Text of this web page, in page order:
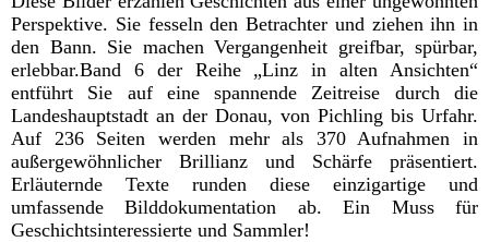
Perspektive. Sie fesseln den Betrachter und ziehen ihn in
den Bann. Sie machen Vergangenheit greifbar, spürbar,
erlebbar.Band 6 der Reihe „Linz in alten Ansichten“
entführt Sie auf eine spannende Zeitreise durch die
Landeshauptstadt an der Donau, von Pichling bis Urfahr.
Auf 236 Seiten werden mehr als 370 Aufnahmen in
außergewöhnlicher Brillianz und Schärfe präsentiert.
Erläuternde Texte runden diese einzigartige und
umfassende Bilddokumentation ab. Ein Muss für
Geschichtsinteressierte und Sammler!